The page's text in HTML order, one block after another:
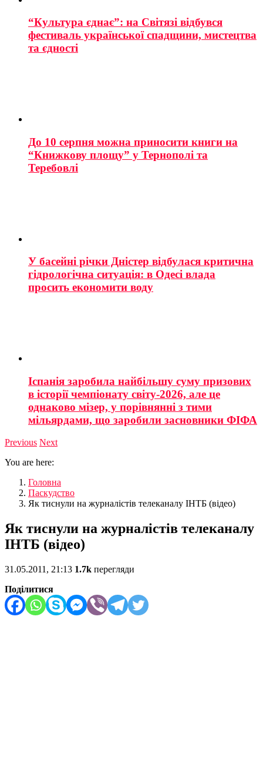
“Культура єднає”: на Світязі відбувся
фестиваль української спадщини, мистецтва
та єдності
До 10 серпня можна приносити книги на
“Книжкову площу” у Тернополі та
Теребовлі
У басейні річки Дністер відбулася критична
гідрологічна ситуація: в Одесі влада
просить економити воду
Іспанія заробила найбільшу суму призових
в історії чемпіонату світу-2026, але це
однаково мізер, у порівнянні з тими
мільярдами, що заробили засновники ФІФА
Previous Next
You are here:
Головна
Паскудство
Як тиснули на журналістів телеканалу ІНТБ (відео)
Як тиснули на журналістів телеканалу
ІНТБ (відео)
31.05.2011, 21:13 1.7k перегляди
Поділитися